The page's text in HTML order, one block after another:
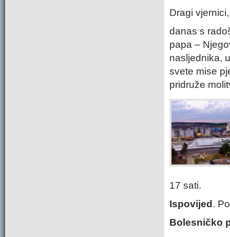
Dragi vjernici,
danas s
papa –
nasljednika,
svete mise
pridruže
17 sati.
Ispovijed.
Bolesničko